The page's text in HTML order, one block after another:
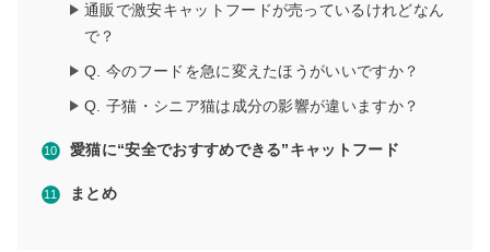
通販で激安キャットフードが売っているけれどなん
で？
Q. 今のフードを急に変えたほうがいいですか？
Q. 子猫・シニア猫は成分の影響が違いますか？
愛猫に“安全でおすすめできる”キャットフード
まとめ